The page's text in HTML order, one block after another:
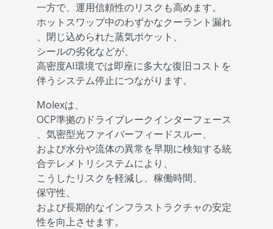
一方で、運用信頼性のリスクも高めます。
ホットスワップ中のわずかなクーラント漏れ
、閉じ込められた蒸気ポケット、
シールの劣化などが、
高密度AI環境では即座に多大な復旧コストを
伴うシステム停止につながります。
Molexは、
OCP準拠のドライブレークインターフェース
、気密型光ファイバーフィードスルー、
および水分や流体の異常を早期に検知する統
合テレメトリシステムにより、
こうしたリスクを軽減し、稼働時間、
保守性、
および長期的なインフラストラクチャの安定
性を向上させます。